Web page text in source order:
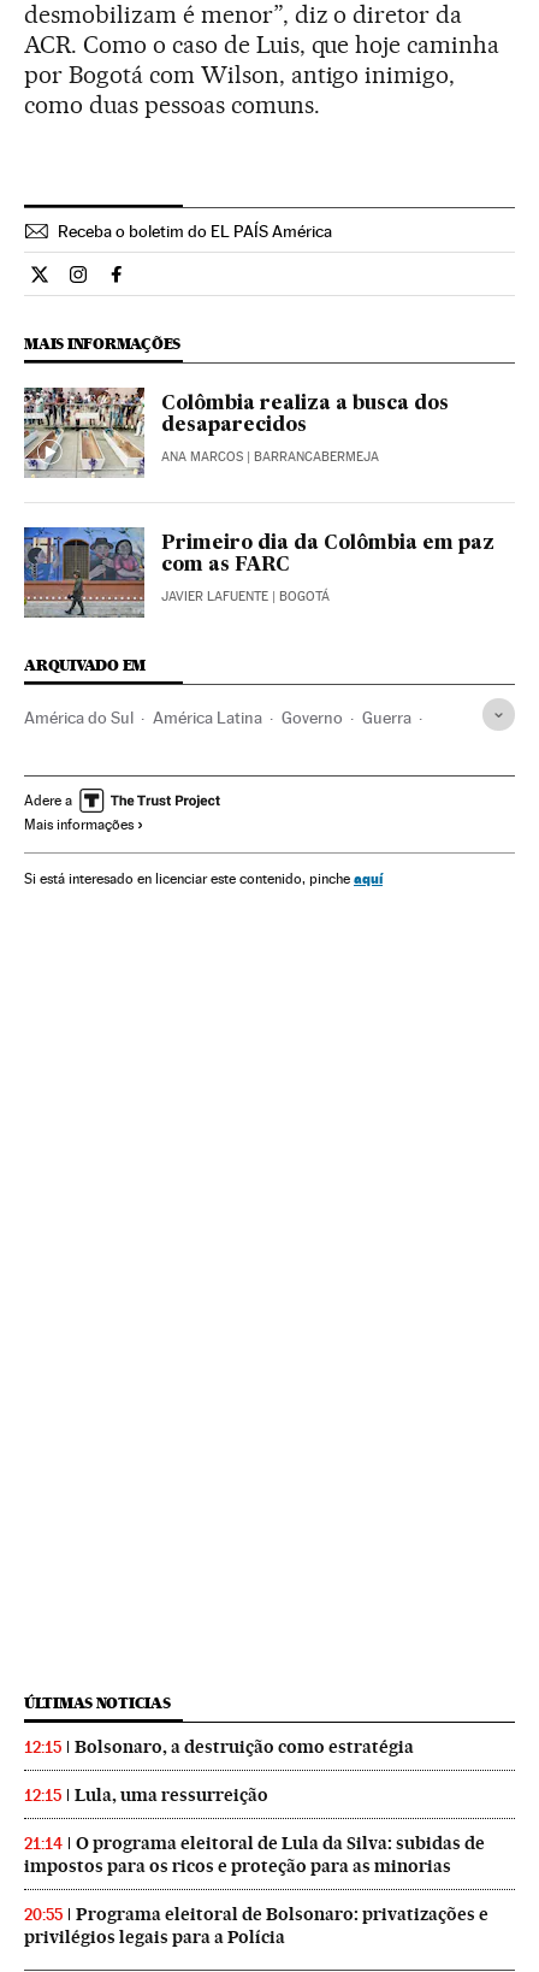
desmobilizam é menor”, diz o diretor da
ACR. Como o caso de Luis, que hoje caminha
por Bogotá com Wilson, antigo inimigo,
como duas pessoas comuns.
Receba o boletim do EL PAÍS América
Internacional El País Brasil en Twitter
Internacional El País Brasil en Instagram
Internacional El País Brasil en Facebook
MAIS INFORMAÇÕES
Colômbia realiza a busca dos
desaparecidos
ANA MARCOS | BARRANCABERMEJA
Primeiro dia da Colômbia em paz
com as FARC
JAVIER LAFUENTE | BOGOTÁ
ARQUIVADO EM
América do Sul América Latina Governo Guerra
Administração Estado Política
Administração pública
Conflicto Colombia Colômbia Processo paz
Adere a
Mais informações
Si está interesado en licenciar este contenido, pinche aquí
ÚLTIMAS NOTICIAS
12:15 Bolsonaro, a destruição como estratégia
12:15 Lula, uma ressurreição
21:14
O programa eleitoral de Lula da Silva: subidas de
impostos para os ricos e proteção para as minorias
20:55
Programa eleitoral de Bolsonaro: privatizações e
privilégios legais para a Polícia